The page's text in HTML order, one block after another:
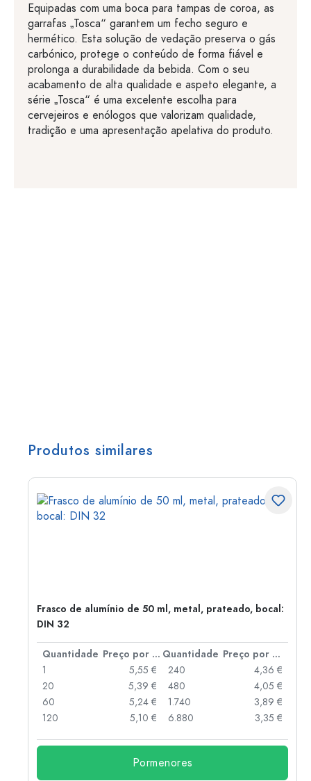
Equipadas com uma boca para tampas de coroa, as
garrafas „Tosca“ garantem um fecho seguro e
hermético. Esta solução de vedação preserva o gás
carbónico, protege o conteúdo de forma fiável e
prolonga a durabilidade da bebida. Com o seu
acabamento de alta qualidade e aspeto elegante, a
série „Tosca“ é uma excelente escolha para
cervejeiros e enólogos que valorizam qualidade,
tradição e uma apresentação apelativa do produto.
Produtos similares
Frasco de alumínio de 50 ml, metal, prateado, bocal:
DIN 32
Quantidade Preço por peça Quantidade
Preço por peça
1
5,55 €
20
5,39 €
60
5,24 €
120
5,10 €
240
4,36 €
480
4,05 €
1.740
3,89 €
6.880
3,35 €
Pormenores